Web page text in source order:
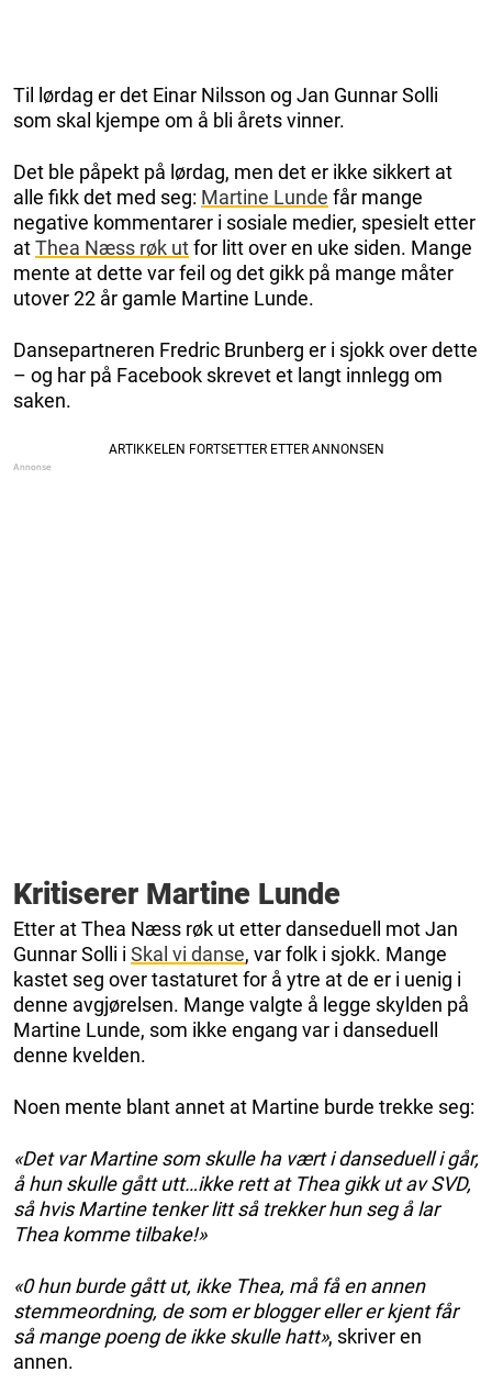
Til lørdag er det Einar Nilsson og Jan Gunnar Solli
som skal kjempe om å bli årets vinner.
Det ble påpekt på lørdag, men det er ikke sikkert at
alle fikk det med seg: Martine Lunde får mange
negative kommentarer i sosiale medier, spesielt etter
atThea Næss røk utfor litt over en uke siden. Mange
mente at dette var feil og det gikk på mange måter
utover 22 år gamle Martine Lunde.
Dansepartneren Fredric Brunberg er i sjokk over dette
– og har på Facebook skrevet et langt innlegg om
saken.
Kritiserer Martine Lunde
Etter at Thea Næss røk ut etter danseduell mot Jan
Gunnar Solli i Skal vi danse, var folk i sjokk. Mange
kastet seg over tastaturet for å ytre at de er i uenig i
denne avgjørelsen. Mange valgte å legge skylden på
Martine Lunde, som ikke engang var i danseduell
denne kvelden.
Noen mente blant annet at Martine burde trekke seg:
«Det var Martine som skulle ha vært i danseduell i går,
å hun skulle gått utt…ikke rett at Thea gikk ut av SVD,
så hvis Martine tenker litt så trekker hun seg å lar
Thea komme tilbake!»
«0 hun burde gått ut, ikke Thea, må få en annen
stemmeordning, de som er blogger eller er kjent får
så mange poeng de ikke skulle hatt», skriver en
annen.